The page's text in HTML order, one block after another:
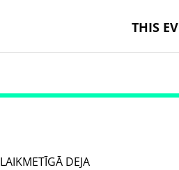
THIS
LAIKMETĪGĀ DEJA